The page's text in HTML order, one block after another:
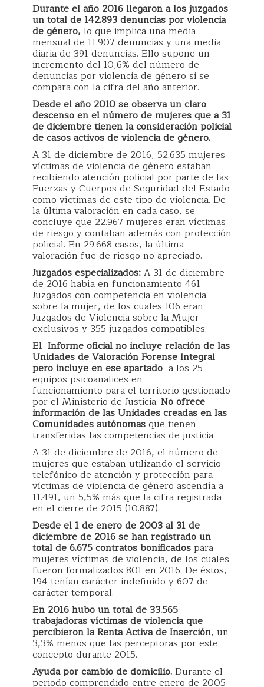
Durante el año 2016 llegaron a los juzgados
un total de 142.893 denuncias por violencia
de género, lo que implica una media
mensual de 11.907 denuncias y una media
diaria de 391 denuncias. Ello supone un
incremento del 10,6% del número de
denuncias por violencia de género si se
compara con la cifra del año anterior.
Desde el año 2010 se observa un claro
descenso en el número de mujeres que a 31
de diciembretienen la consideración policial
de casos activos de violencia de género.
A 31 de diciembre de 2016, 52.635 mujeres
víctimas de violencia de género estaban
recibiendo atención policial por parte de las
Fuerzas y Cuerpos de Seguridad del Estado
como víctimas de este tipo de violencia. De
la última valoración en cada caso, se
concluye que 22.967 mujeres eran víctimas
de riesgo y contaban además con protección
policial. En 29.668 casos, la última
valoración fue de riesgo no apreciado.
Juzgados especializados:A 31 de diciembre
de 2016 había en funcionamiento 461
Juzgados con competencia en violencia
sobre la mujer, de los cuales 106 eran
Juzgados de Violencia sobre la Mujer
exclusivos y 355 juzgados compatibles.
El Informe oficial no incluye relación de las
Unidades de Valoración Forense Integral
pero incluye en ese apartado a los 25
equipos psicoanalices en
funcionamiento para el territorio gestionado
por el Ministerio de Justicia. No ofrece
información de las Unidades creadas en las
Comunidades autónomasque tienen
transferidas las competencias de justicia.
A 31 de diciembre de 2016, el número de
mujeres que estaban utilizando el servicio
telefónico de atención y protección para
víctimas de violencia de género ascendía a
11.491, un 5,5% más que la cifra registrada
en el cierre de 2015 (10.887).
Desde el 1 de enero de 2003 al 31 de
diciembre de 2016 se han registrado un
total de 6.675 contratosbonificadospara
mujeres víctimas de violencia, de los cuales
fueron formalizados 801 en 2016. De éstos,
194 tenían carácter indefinido y 607 de
carácter temporal.
En 2016 hubo un total de 33.565
trabajadoras víctimas de violencia que
percibieron la Renta Activade Inserción, un
3,3% menos que las perceptoras por este
concepto durante 2015.
Ayuda por cambio de domicilio.Durante el
periodo comprendido entre enero de 2005